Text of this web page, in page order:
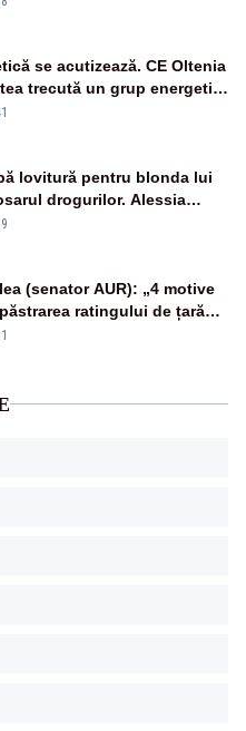
se acutizează. CE Oltenia
trecută un grup energetic
lovitură pentru blonda lui
drogurilor. Alessia
decizia magistraților
(senator AUR): „4 motive
ratingului de țară
pentru Guvernul